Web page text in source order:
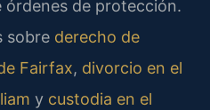
órdenes de protección.
sobre derecho de
Fairfax, divorcio en el
y custodia en el